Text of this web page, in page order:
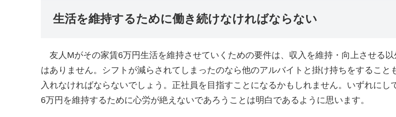
生活を維持するために働き続けなければならない
友人Mがその家賃6万円生活を維持させていくための要件は、収入を維持・向上させる
はありません。シフトが減らされてしまったのなら他のアルバイトと掛け持ちをすること
入れなければならないでしょう。正社員を目指すことになるかもしれません。いずれにし
6万円を維持するために心労が絶えないであろうことは明白であるように思います。